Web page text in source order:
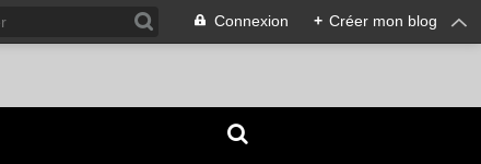
Connexion + Créer mon blog